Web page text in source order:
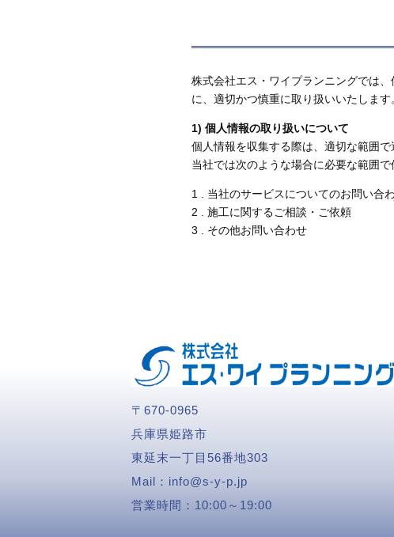
株式会社エス・ワイプランニングでは
に、適切かつ慎重に取り扱いいたします
1) 個人情報の取り扱いについて
個人情報を収集する際は、適切な範囲
当社では次のような場合に必要な範囲
1 . 当社のサービスについてのお問い合
2 . 施工に関するご相談・ご依頼
3 . その他お問い合わせ
〒670-0965
兵庫県姫路市
東延末一丁目56番地303
Mail： info@s-y-p.jp
営業時間： 10:00～19:00